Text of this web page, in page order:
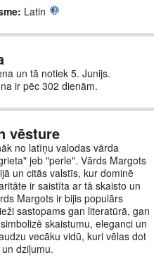
Latin
un tā notiek 5. Junijs.
ir pēc 302 dienām.
vēsture
no latīņu valodas vārda
jeb "perle". Vārds Margots
un citās valstīs, kur dominē
ir saistīta ar tā skaisto un
Margots ir bijis populārs
sastopams gan literatūrā, gan
skaistumu, eleganci un
vecāku vidū, kuri vēlas dot
dziļumu.